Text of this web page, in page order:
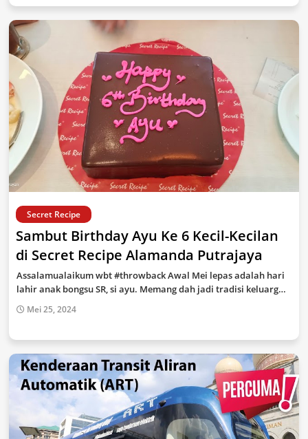
Secret Recipe
Sambut Birthday Ayu Ke 6 Kecil-Kecilan
di Secret Recipe Alamanda Putrajaya
Assalamualaikum wbt #throwback Awal Mei lepas adalah hari
lahir anak bongsu SR, si ayu. Memang dah jadi tradisi keluarg…
Mei 25, 2024